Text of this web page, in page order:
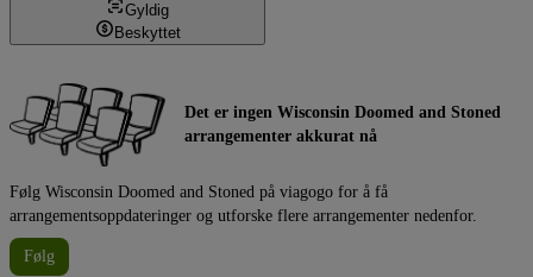
Gyldig
Beskyttet
Det er ingen Wisconsin Doomed and Stoned
arrangementer akkurat nå
Følg Wisconsin Doomed and Stoned på viagogo for å få
arrangementsoppdateringer og utforske flere arrangementer nedenfor.
Følg